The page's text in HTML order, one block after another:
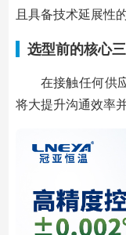
且具备技术延展性
选型前的核心
在接触任何供
将大提升沟通效率